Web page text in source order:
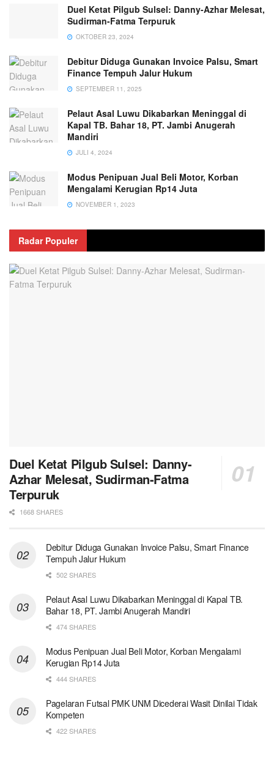
Duel Ketat Pilgub Sulsel: Danny-Azhar Melesat,
Sudirman-Fatma Terpuruk
OKTOBER 23, 2024
Debitur Diduga Gunakan Invoice Palsu, Smart
Finance Tempuh Jalur Hukum
SEPTEMBER 11, 2025
Pelaut Asal Luwu Dikabarkan Meninggal di
Kapal TB. Bahar 18, PT. Jambi Anugerah
Mandiri
JULI 4, 2024
Modus Penipuan Jual Beli Motor, Korban
Mengalami Kerugian Rp14 Juta
NOVEMBER 1, 2023
Radar Populer
Duel Ketat Pilgub Sulsel: Danny-
Azhar Melesat, Sudirman-Fatma
Terpuruk
1668 SHARES
Debitur Diduga Gunakan Invoice Palsu, Smart Finance
Tempuh Jalur Hukum
502 SHARES
Pelaut Asal Luwu Dikabarkan Meninggal di Kapal TB.
Bahar 18, PT. Jambi Anugerah Mandiri
474 SHARES
Modus Penipuan Jual Beli Motor, Korban Mengalami
Kerugian Rp14 Juta
444 SHARES
Pagelaran Futsal PMK UNM Dicederai Wasit Dinilai Tidak
Kompeten
422 SHARES